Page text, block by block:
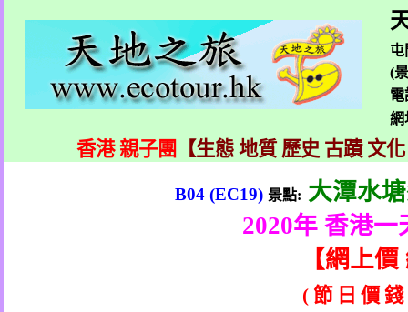
屯
(
電
香港 親子團 【生態 地質 歷史 古蹟 文
B04 (EC19) 景點: 大潭水塘
2020年 香港一
【網上價
( 節 日 價 錢